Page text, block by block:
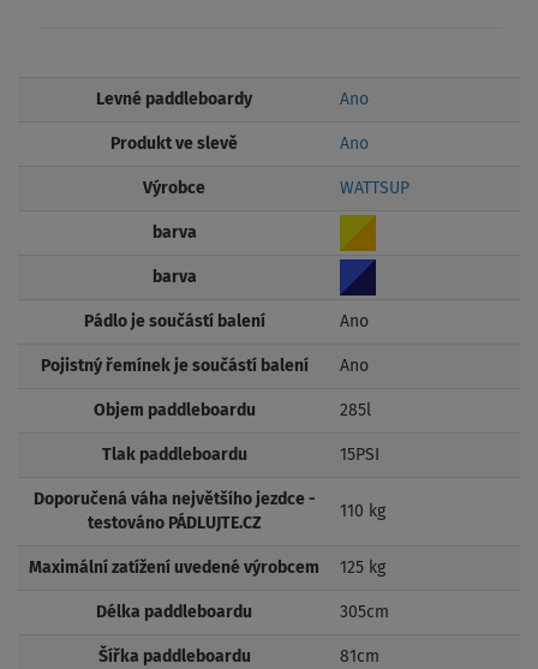
Levné paddleboardy Ano
Produkt ve slevě Ano
Výrobce WATTSUP
barva
barva
Pádlo je součástí balení Ano
Pojistný řemínek je součástí balení Ano
Objem paddleboardu 285l
Tlak paddleboardu 15PSI
Doporučená váha největšího jezdce -
testováno PÁDLUJTE.CZ
110 kg
Maximální zatížení uvedené výrobcem 125 kg
Délka paddleboardu 305cm
Šířka paddleboardu 81cm